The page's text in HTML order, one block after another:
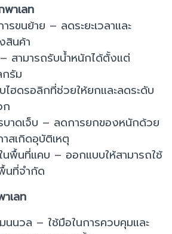
พาเลท
รขนย้าย – ลดระยะเวลาและ
สินค้า
สามารถรับน้ำหนักได้ตั้งแต่
รัม
ไฮดรอลิกที่ช่วยให้ยกและลดระดับ
ก
บาดเจ็บ – ลดการยกของหนักด้วย
สเกิดอุบัติเหตุ
นพื้นที่แคบ – ออกแบบให้สามารถใช้
นที่จำกัด
เลท
นนวล – ใช้มือในการควบคุมและ